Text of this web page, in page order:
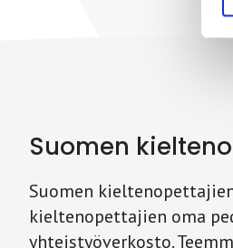
Suomen
Suomen
kieltenopettajien oma
yhteistyöverkosto.